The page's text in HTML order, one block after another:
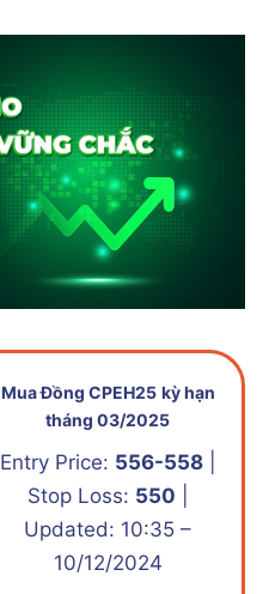
Mua Đồng CPEH25 kỳ hạn
tháng 03/2025
Entry Price: 556-558|
Stop Loss: 550
Updated: 10:35 –
10/12/2024